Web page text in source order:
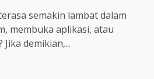
semakin lambat dalam
membuka aplikasi, atau
demikian,...